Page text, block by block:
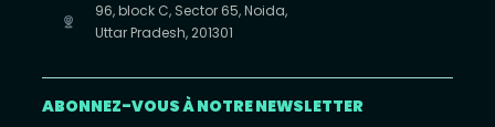
96, block C, Sector 65, Noida,
Uttar Pradesh, 201301
ABONNEZ-VOUS À NOTRE NEWSLETTER